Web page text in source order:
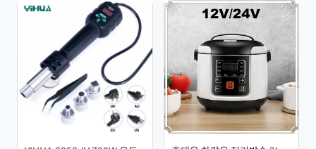
옵션으로 콤보 USB 3.0 및
착 세트